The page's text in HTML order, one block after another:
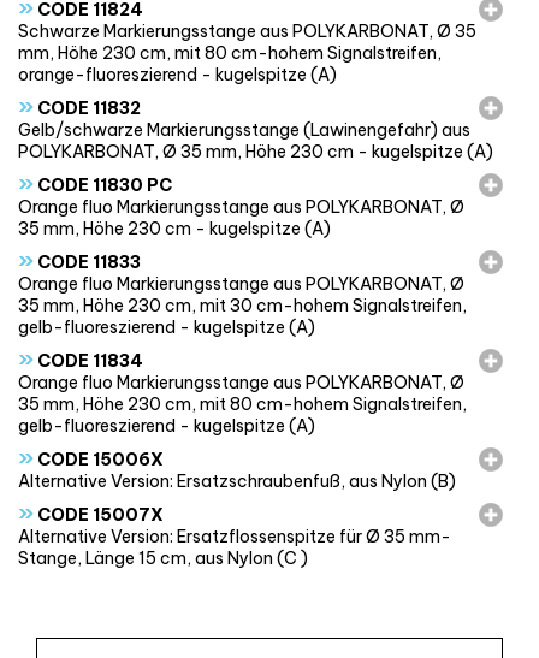
» CODE 11824
Schwarze Markierungsstange aus POLYKARBONAT, Ø 35
mm, Höhe 230 cm, mit 80 cm-hohem Signalstreifen,
orange-fluoreszierend - kugelspitze (A)
» CODE 11832
Gelb/schwarze Markierungsstange (Lawinengefahr) aus
POLYKARBONAT, Ø 35 mm, Höhe 230 cm - kugelspitze (A)
» CODE 11830 PC
Orange fluo Markierungsstange aus POLYKARBONAT, Ø
35 mm, Höhe 230 cm - kugelspitze (A)
» CODE 11833
Orange fluo Markierungsstange aus POLYKARBONAT, Ø
35 mm, Höhe 230 cm, mit 30 cm-hohem Signalstreifen,
gelb-fluoreszierend - kugelspitze (A)
» CODE 11834
Orange fluo Markierungsstange aus POLYKARBONAT, Ø
35 mm, Höhe 230 cm, mit 80 cm-hohem Signalstreifen,
gelb-fluoreszierend - kugelspitze (A)
» CODE 15006X
Alternative Version: Ersatzschraubenfuß, aus Nylon (B)
» CODE 15007X
Alternative Version: Ersatzflossenspitze für Ø 35 mm-
Stange, Länge 15 cm, aus Nylon (C )